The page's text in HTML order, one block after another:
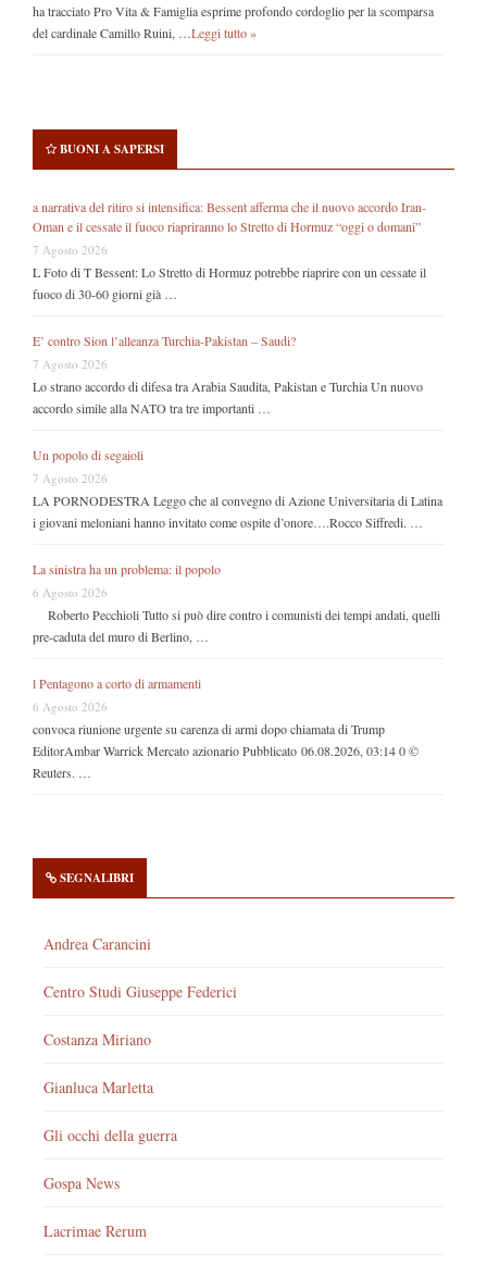
ha tracciato Pro Vita & Famiglia esprime profondo cordoglio per la scomparsa
del cardinale Camillo Ruini, … Leggi tutto »
BUONI A SAPERSI
a narrativa del ritiro si intensifica: Bessent afferma che il nuovo accordo Iran-
Oman e il cessate il fuoco riapriranno lo Stretto di Hormuz “oggi o domani”
7 Agosto 2026
L Foto di T Bessent: Lo Stretto di Hormuz potrebbe riaprire con un cessate il
fuoco di 30-60 giorni già …
E’ contro Sion l’alleanza Turchia-Pakistan – Saudi?
7 Agosto 2026
Lo strano accordo di difesa tra Arabia Saudita, Pakistan e Turchia Un nuovo
accordo simile alla NATO tra tre importanti …
Un popolo di segaioli
7 Agosto 2026
LA PORNODESTRA Leggo che al convegno di Azione Universitaria di Latina
i giovani meloniani hanno invitato come ospite d’onore….Rocco Siffredi. …
La sinistra ha un problema: il popolo
6 Agosto 2026
Roberto Pecchioli Tutto si può dire contro i comunisti dei tempi andati, quelli
pre-caduta del muro di Berlino, …
l Pentagono a corto di armamenti
6 Agosto 2026
convoca riunione urgente su carenza di armi dopo chiamata di Trump
EditorAmbar Warrick Mercato azionario Pubblicato 06.08.2026, 03:14 0 ©
Reuters. …
SEGNALIBRI
Andrea Carancini
Centro Studi Giuseppe Federici
Costanza Miriano
Gianluca Marletta
Gli occhi della guerra
Gospa News
Lacrimae Rerum